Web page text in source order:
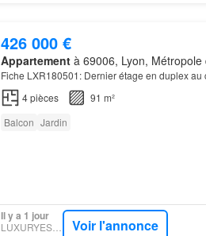
426 000 €
Appartementà 69006, Lyon, Métropole
Fiche LXR180501: Dernier étage en duplex
4pièces
91 m²
Balcon Jardin
Il y a 1 jour
LUXURYESTATE Voir l'annonce